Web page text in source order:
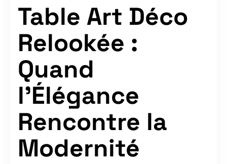
Table Art Déco
Relookée :
Quand
l’Élégance
Rencontre la
Modernité